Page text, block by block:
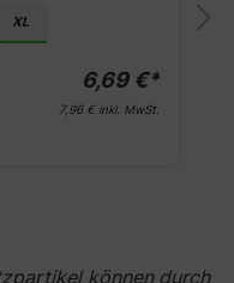
XL
6,69 €*
7,96 €inkl. MwSt.
können durch